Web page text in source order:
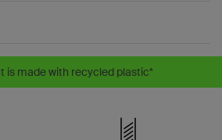
is made with recycled plastic*